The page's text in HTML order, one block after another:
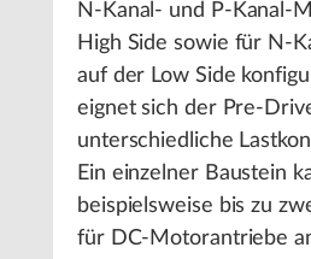
N-Kanal- und P-Kanal-
High Side sowie für N-
auf der Low Side
eignet sich der Pre-
unterschiedliche
Ein einzelner Baustein
beispielsweise bis zu
für DC-Motorantriebe